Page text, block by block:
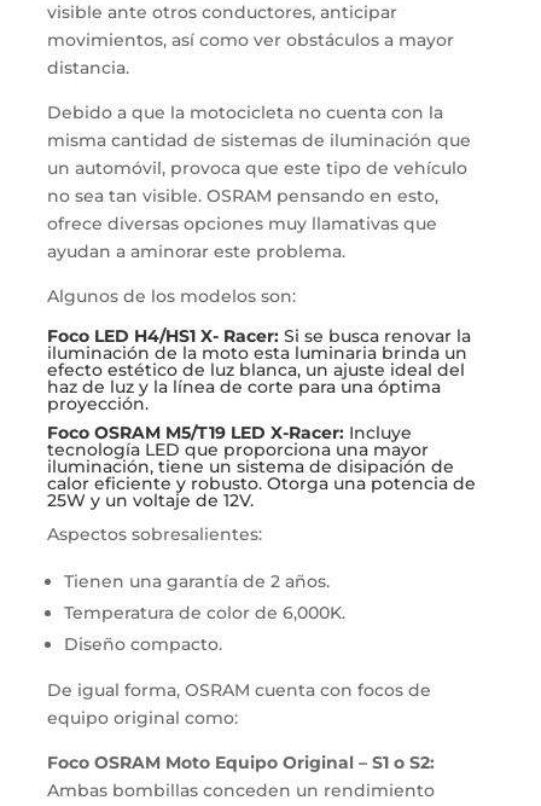
visible ante otros conductores, anticipar
movimientos, así como ver obstáculos a mayor
distancia.
Debido a que la motocicleta no cuenta con la
misma cantidad de sistemas de iluminación que
un automóvil, provoca que este tipo de vehículo
no sea tan visible. OSRAM pensando en esto,
ofrece diversas opciones muy llamativas que
ayudan a aminorar este problema.
Algunos de los modelos son:
Foco LED H4/HS1 X- Racer: Si se busca renovar la
iluminación de la moto esta luminaria brinda un
efecto estético de luz blanca, un ajuste ideal del
haz de luz y la línea de corte para una óptima
proyección.
Foco OSRAM M5/T19 LED X-Racer: Incluye
tecnología LED que proporciona una mayor
iluminación, tiene un sistema de disipación de
calor eficiente y robusto. Otorga una potencia de
25W y un voltaje de 12V.
Aspectos sobresalientes:
Tienen una garantía de 2 años.
Temperatura de color de 6,000K.
Diseño compacto.
De igual forma, OSRAM cuenta con focos de
equipo original como:
Foco OSRAM Moto Equipo Original – S1 o S2:
Ambas bombillas conceden un rendimiento